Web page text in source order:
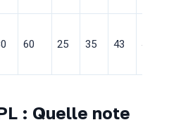
60 25 35 43 48
: Quelle note